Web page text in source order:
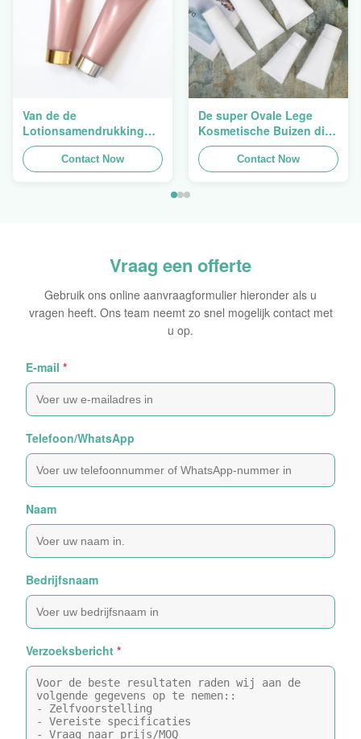
Van de de
Lotionsamendrukking
van Flip Cap Screw Lid
Pink de Lege Plastic
Buizen 200g
Contact Now
De super Ovale Lege
Kosmetische Buizen die
van de Handroom 5ml
verpakken aan 150ml
Contact Now
Vraag een offerte
Gebruik ons online aanvraagformulier hieronder als u
vragen heeft. Ons team neemt zo snel mogelijk contact met
u op.
E-mail *
Telefoon/WhatsApp
Naam
Bedrijfsnaam
Verzoeksbericht *